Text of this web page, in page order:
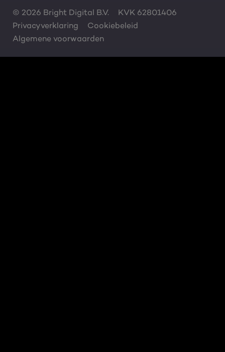
© 2026 Bright Digital B.V.
KVK 62801406
Privacyverklaring
Cookiebeleid
Algemene voorwaarden